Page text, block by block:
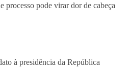
processo pode virar dor de cabeça